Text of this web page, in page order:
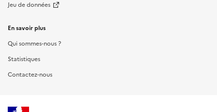
Jeu de données
En savoir plus
Qui sommes-nous ?
Statistiques
Contactez-nous